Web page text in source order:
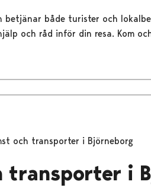
betjänar både turister och
och råd inför din resa. Kom
och transporter i Björneborg
transporter i